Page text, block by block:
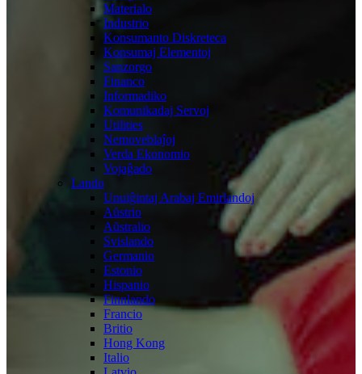
Materialo
Industrio
Konsumanto Diskreteca
Konsumaj Elementoj
Sanzorgo
Financo
Informadiko
Komunikadaj Servoj
Utilities
Nemoveblaĵoj
Verda Ekonomio
Vojaĝado
Lando
Unuiĝintaj Arabaj Emirlandoj
Aŭstrio
Aŭstralio
Svislando
Germanio
Estonio
Hispanio
Finnlando
Francio
Britio
Hong Kong
Italio